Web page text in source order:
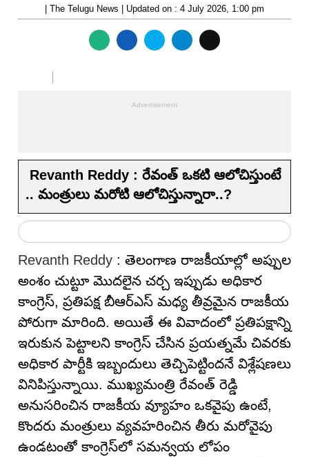
| The Telugu News | Updated on : 4 July 2026, 1:00 pm
Revanth Reddy : రేవంత్ ఒకటి ఆలోచిస్తుంటే
.. మంత్రులు మ‌రోటి ఆలోచిస్తున్నారా..?
Revanth Reddy : తెలంగాణ రాజకీయాల్లో అప్పుల
అంశం చుట్టూ మొదలైన చర్చ ఇప్పుడు అధికార
కాంగ్రెస్, ప్రతిపక్ష బీఆర్ఎస్ మధ్య తీవ్రమైన రాజకీయ
పోరుగా మారింది. అయితే ఈ వివాదంలో ప్రతిపక్షాన్ని
ఇరుకున పెట్టాలని కాంగ్రెస్ చేసిన ప్రయత్నమే చివరకు
అధికార పార్టీకి ఇబ్బందులు తెచ్చిపెట్టిందనే విశ్లేషణలు
వినిపిస్తున్నాయి. ముఖ్యమంత్రి రేవంత్ రెడ్డి
అనుసరించిన రాజకీయ వ్యూహం ఒకవైపు ఉంటే,
కొందరు మంత్రులు వ్యవహరించిన తీరు మరోవైపు
ఉండటంతో కాంగ్రెస్‌లో సమన్వయ లోపం